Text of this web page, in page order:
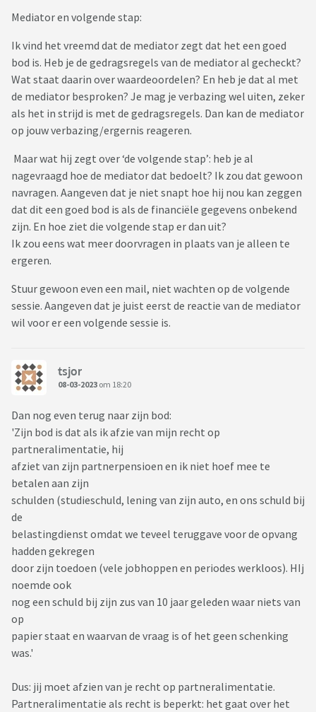
Mediator en volgende stap:
Ik vind het vreemd dat de mediator zegt dat het een goed
bod is. Heb je de gedragsregels van de mediator al gecheckt?
Wat staat daarin over waardeoordelen? En heb je dat al met
de mediator besproken? Je mag je verbazing wel uiten, zeker
als het in strijd is met de gedragsregels. Dan kan de mediator
op jouw verbazing/ergernis reageren.
Maar wat hij zegt over ‘de volgende stap’: heb je al
nagevraagd hoe de mediator dat bedoelt? Ik zou dat gewoon
navragen. Aangeven dat je niet snapt hoe hij nou kan zeggen
dat dit een goed bod is als de financiële gegevens onbekend
zijn. En hoe ziet die volgende stap er dan uit?
Ik zou eens wat meer doorvragen in plaats van je alleen te
ergeren.
Stuur gewoon even een mail, niet wachten op de volgende
sessie. Aangeven dat je juist eerst de reactie van de mediator
wil voor er een volgende sessie is.
tsjor
08-03-2023 om 18:20
Dan nog even terug naar zijn bod:
'Zijn bod is dat als ik afzie van mijn recht op
partneralimentatie, hij
afziet van zijn partnerpensioen en ik niet hoef mee te
betalen aan zijn
schulden (studieschuld, lening van zijn auto, en ons schuld bij
de
belastingdienst omdat we teveel teruggave voor de opvang
hadden gekregen
door zijn toedoen (vele jobhoppen en periodes werkloos). HIj
noemde ook
nog een schuld bij zijn zus van 10 jaar geleden waar niets van
op
papier staat en waarvan de vraag is of het geen schenking
was.'
Dus: jij moet afzien van je recht op partneralimentatie.
Partneralimentatie als recht is beperkt: het gaat over het